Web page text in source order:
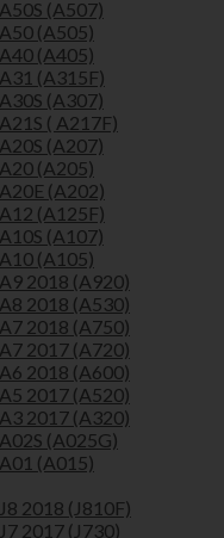
(A507)
(A505)
(A405)
(A315F)
(A307)
( A217F)
(A207)
(A205)
(A202)
(A125F)
(A107)
(A105)
2018 (A920)
2018 (A530)
2018 (A750)
2017 (A720)
2018 (A600)
2017 (A520)
2017 (A320)
(A025G)
(A015)
2018 (J810F)
2017 (J730)